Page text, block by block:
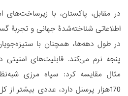
در مقابل، پاکستان، با زیرساخت‌های
اطلاعاتی شناخته‌شدۀ جهانی و تجربۀ
در طول دهه‌ها، همچنان با
پنجه نرم می‌کند. قابلیت‌های
170هزار پرسنل دارد، عددی بیشتر